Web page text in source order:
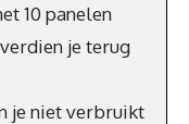
10 panelen
je terug
je niet verbruikt